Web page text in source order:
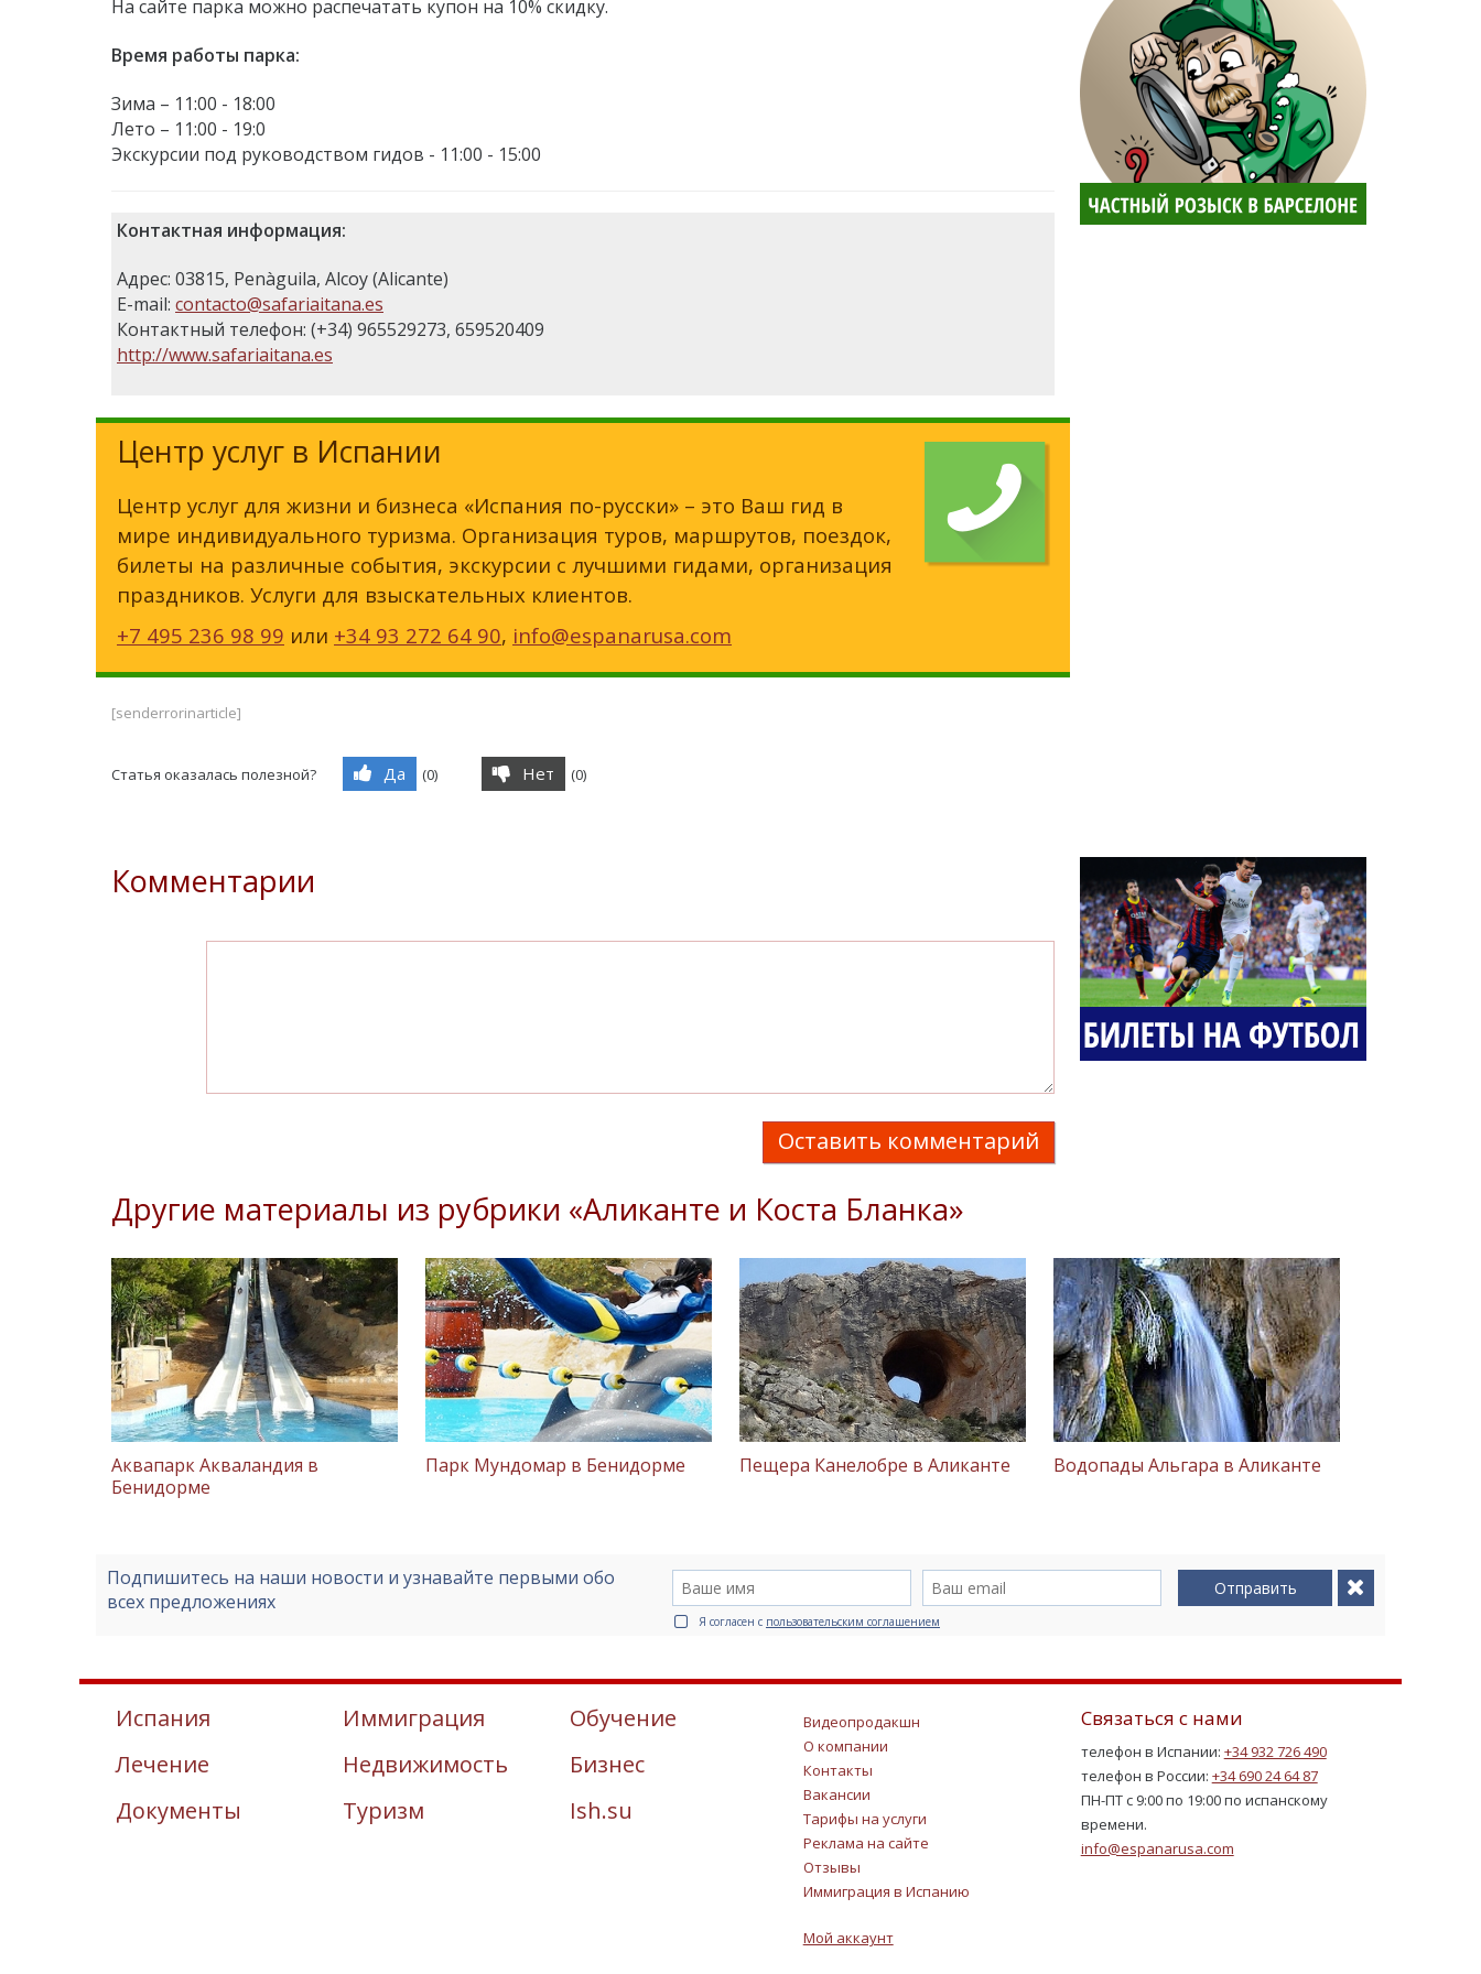
На сайте парка можно распечатать купон на 10% скидку.
Время работы парка:
Зима – 11:00 - 18:00
Лето – 11:00 - 19:0
Экскурсии под руководством гидов - 11:00 - 15:00
Контактная информация:
Адрес: 03815, Penàguila, Alcoy (Alicante)
E-mail: contacto@safariaitana.es
Контактный телефон: (+34) 965529273, 659520409
http://www.safariaitana.es
Центр услуг в Испании
Центр услуг для жизни и бизнеса «Испания по-русски» – это Ваш гид в
мире индивидуального туризма. Организация туров, маршрутов, поездок,
билеты на различные события, экскурсии с лучшими гидами, организация
праздников. Услуги для взыскательных клиентов.
+7 495 236 98 99 или +34 93 272 64 90, info@espanarusa.com
[senderrorinarticle]
Статья оказалась полезной? Да (0) Нет (0)
Комментарии
Оставить комментарий
Другие материалы из рубрики «Аликанте и Коста Бланка»
Аквапарк Акваландия в
Бенидорме
Парк Мундомар в Бенидорме Пещера Канелобре в Аликанте Водопады Альгара в Аликанте
Подпишитесь на наши новости и узнавайте первыми обо
всех предложениях
Отправить
Я согласен с пользовательским соглашением
Испания Иммиграция
Обучение
Лечение
Недвижимость
Бизнес
Документы
Туризм Ish.su
Видеопродакшн
О компании
Контакты
Вакансии
Тарифы на услуги
Реклама на сайте
Отзывы
Иммиграция в Испанию
Мой аккаунт
Связаться с нами
телефон в Испании: +34 932 726 490
телефон в России: +34 690 24 64 87
ПН-ПТ с 9:00 по 19:00 по испанскому
времени.
info@espanarusa.com